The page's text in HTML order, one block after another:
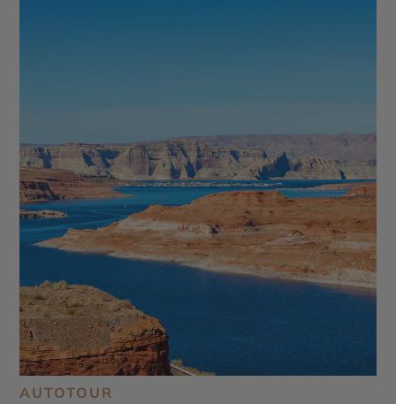
AUTOTOUR